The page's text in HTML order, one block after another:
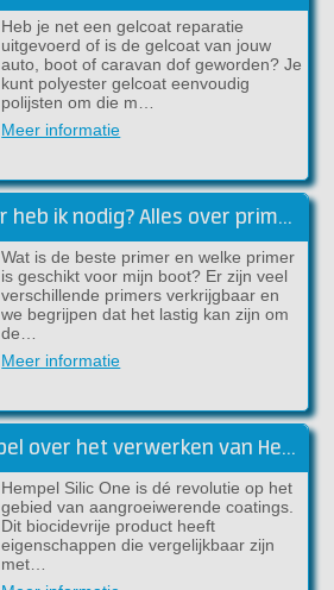
Heb je net een gelcoat reparatie
uitgevoerd of is de gelcoat van jouw
auto, boot of caravan dof geworden? Je
kunt polyester gelcoat eenvoudig
polijsten om die m…
Meer informatie
Welke bootprimer heb ik nodig? Alles over primers!
Wat is de beste primer en welke primer
is geschikt voor mijn boot? Er zijn veel
verschillende primers verkrijgbaar en
we begrijpen dat het lastig kan zijn om
de…
Meer informatie
Handleiding Hempel over het verwerken van Hempel Silic One
Hempel Silic One is dé revolutie op het
gebied van aangroeiwerende coatings.
Dit biocidevrije product heeft
eigenschappen die vergelijkbaar zijn
met…